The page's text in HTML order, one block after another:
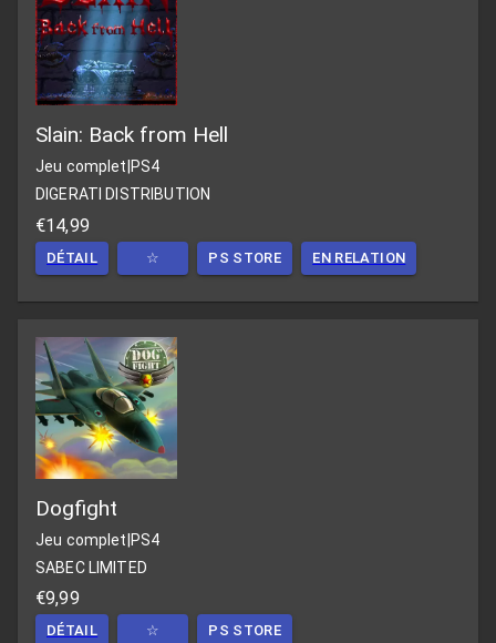
Slain: Back from Hell
Jeu complet PS4
DIGERATI DISTRIBUTION
€14,99
DÉTAIL ☆ PS STORE EN RELATION
Dogfight
Jeu complet PS4
SABEC LIMITED
€9,99
DÉTAIL ☆ PS STORE